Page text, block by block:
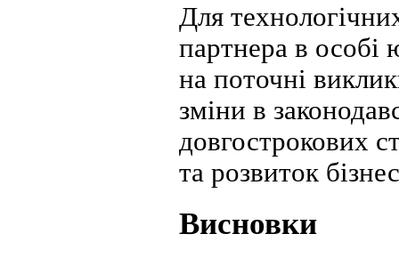
Для
партнера в особі
на поточні
зміни в
довгострокових
та розвиток
Висновки